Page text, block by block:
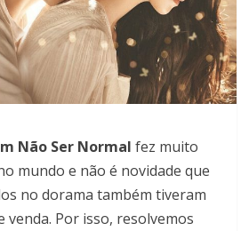
Não Ser Normal fez muito
mundo e não é novidade que
no dorama também tiveram
Por isso, resolvemos